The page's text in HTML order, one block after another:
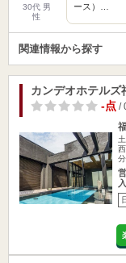
30代 男
性
ース）…
関連情報から探す
カンデオホテルズ
-点/